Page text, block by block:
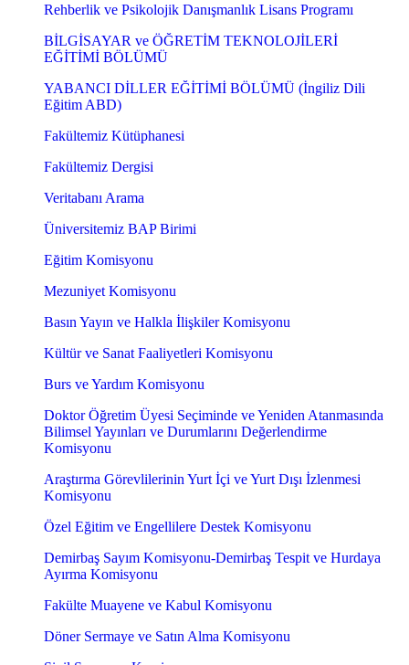
Rehberlik ve Psikolojik Danışmanlık Lisans Programı
BİLGİSAYAR ve ÖĞRETİM TEKNOLOJİLERİ
EĞİTİMİ BÖLÜMÜ
YABANCI DİLLER EĞİTİMİ BÖLÜMÜ (İngiliz Dili
Eğitim ABD)
Fakültemiz Kütüphanesi
Fakültemiz Dergisi
Veritabanı Arama
Üniversitemiz BAP Birimi
Eğitim Komisyonu
Mezuniyet Komisyonu
Basın Yayın ve Halkla İlişkiler Komisyonu
Kültür ve Sanat Faaliyetleri Komisyonu
Burs ve Yardım Komisyonu
Doktor Öğretim Üyesi Seçiminde ve Yeniden Atanmasında
Bilimsel Yayınları ve Durumlarını Değerlendirme
Komisyonu
Araştırma Görevlilerinin Yurt İçi ve Yurt Dışı İzlenmesi
Komisyonu
Özel Eğitim ve Engellilere Destek Komisyonu
Demirbaş Sayım Komisyonu-Demirbaş Tespit ve Hurdaya
Ayırma Komisyonu
Fakülte Muayene ve Kabul Komisyonu
Döner Sermaye ve Satın Alma Komisyonu